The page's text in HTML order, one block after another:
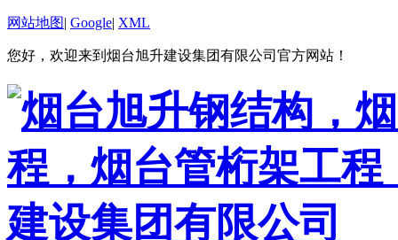
网站地图| Google| XML
您好，欢迎来到烟台旭升建设集团有限公司官方网站！